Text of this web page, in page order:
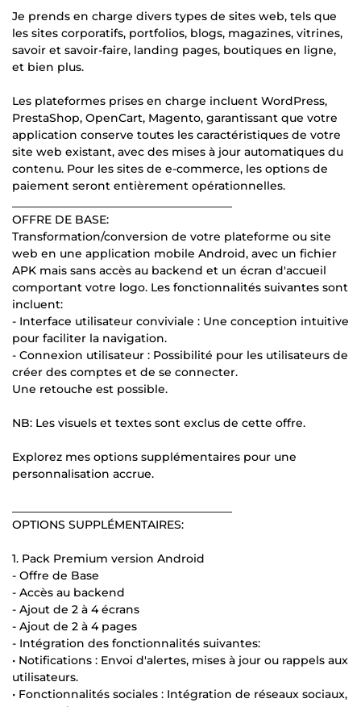
Je prends en charge divers types de sites web, tels que
les sites corporatifs, portfolios, blogs, magazines, vitrines,
savoir et savoir-faire, landing pages, boutiques en ligne,
et bien plus.
Les plateformes prises en charge incluent WordPress,
PrestaShop, OpenCart, Magento, garantissant que votre
application conserve toutes les caractéristiques de votre
site web existant, avec des mises à jour automatiques du
contenu. Pour les sites de e-commerce, les options de
paiement seront entièrement opérationnelles.
OFFRE DE BASE:
Transformation/conversion de votre plateforme ou site
web en une application mobile Android, avec un fichier
APK mais sans accès au backend et un écran d'accueil
comportant votre logo. Les fonctionnalités suivantes sont
incluent:
- Interface utilisateur conviviale : Une conception intuitive
pour faciliter la navigation.
- Connexion utilisateur : Possibilité pour les utilisateurs de
créer des comptes et de se connecter.
Une retouche est possible.
NB: Les visuels et textes sont exclus de cette offre.
Explorez mes options supplémentaires pour une
personnalisation accrue.
OPTIONS SUPPLÉMENTAIRES:
1. Pack Premium version Android
- Offre de Base
- Accès au backend
- Ajout de 2 à 4 écrans
- Ajout de 2 à 4 pages
- Intégration des fonctionnalités suivantes:
• Notifications : Envoi d'alertes, mises à jour ou rappels aux
utilisateurs.
• Fonctionnalités sociales : Intégration de réseaux sociaux,